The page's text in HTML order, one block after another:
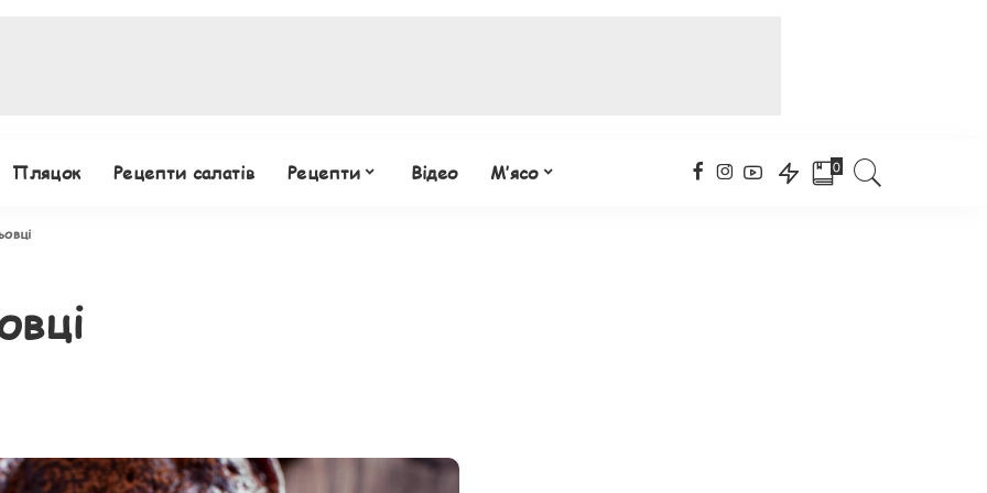
Пляцок Рецепти салатів Рецепти Відео М’ясо 0